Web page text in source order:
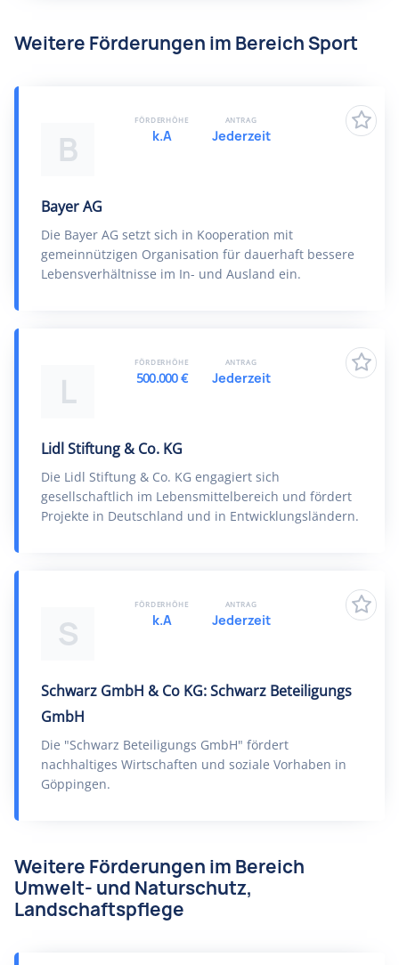
Weitere Förderungen im Bereich Sport
B
Bayer AG
Die Bayer AG setzt sich in Kooperation mit
gemeinnützigen Organisation für dauerhaft bessere
Lebensverhältnisse im In- und Ausland ein.
FÖRDERHÖHE
k.A
ANTRAG
Jederzeit
L
Lidl Stiftung & Co. KG
Die Lidl Stiftung & Co. KG engagiert sich
gesellschaftlich im Lebensmittelbereich und fördert
Projekte in Deutschland und in Entwicklungsländern.
FÖRDERHÖHE
500.000 €
ANTRAG
Jederzeit
S
Schwarz GmbH & Co KG: Schwarz Beteiligungs
GmbH
Die "Schwarz Beteiligungs GmbH" fördert
nachhaltiges Wirtschaften und soziale Vorhaben in
Göppingen.
FÖRDERHÖHE
k.A
ANTRAG
Jederzeit
Weitere Förderungen im Bereich
Umwelt- und Naturschutz,
Landschaftspflege